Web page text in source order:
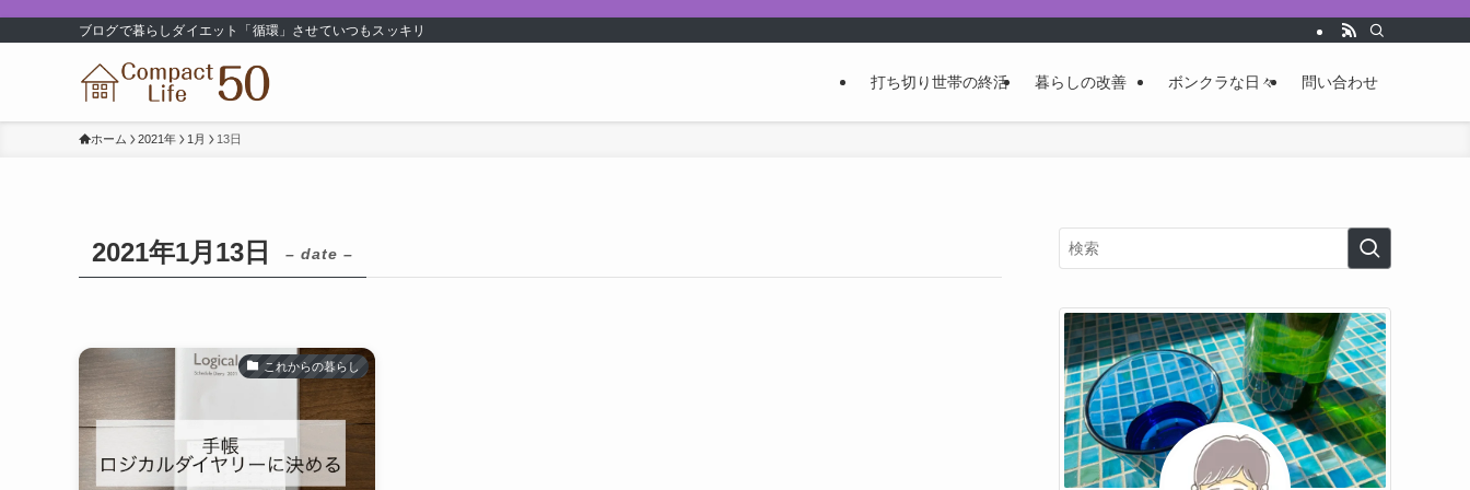
ブログで暮らしダイエット「循環」させていつもスッキリ
打ち切り世帯の終活 暮らしの改善 ボンクラな日々 問い合わせ
ホーム 2021年 1月 13日
2021年1月13日 – date –
これからの暮らし